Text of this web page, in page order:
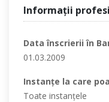
Informaţii
Data înscrierii în
01.03.2009
Instanţe la care
Toate instanţele